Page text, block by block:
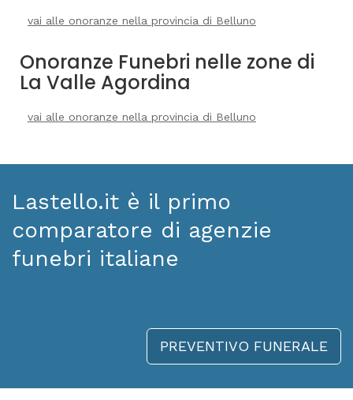
vai alle onoranze nella provincia di Belluno
Onoranze Funebri nelle zone di
La Valle Agordina
vai alle onoranze nella provincia di Belluno
Lastello.it è il primo
comparatore di agenzie
funebri italiane
PREVENTIVO FUNERALE